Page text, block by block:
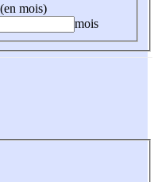
mois)
mois